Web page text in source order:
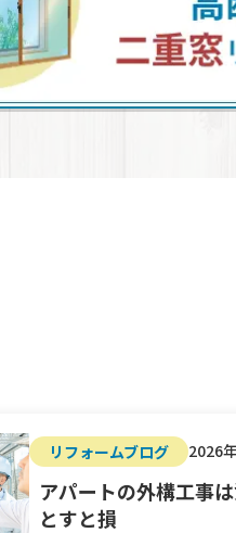
リフォームブログ 2026
アパートの外構工事
とすと損